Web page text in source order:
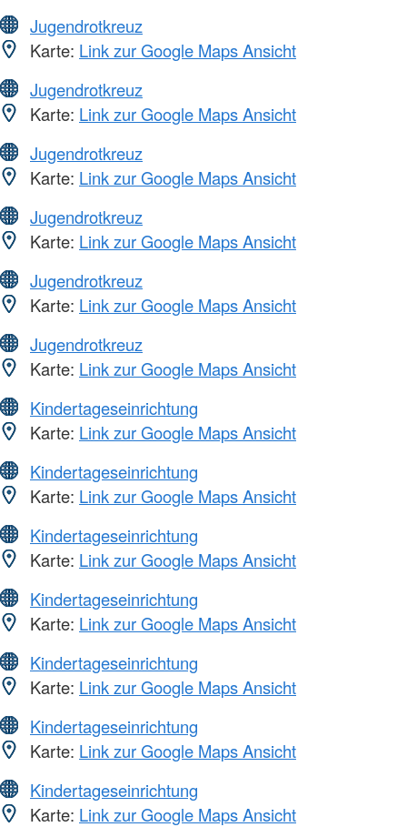
Jugendrotkreuz
Karte: Link zur Google Maps Ansicht
Jugendrotkreuz
Karte: Link zur Google Maps Ansicht
Jugendrotkreuz
Karte: Link zur Google Maps Ansicht
Jugendrotkreuz
Karte: Link zur Google Maps Ansicht
Jugendrotkreuz
Karte: Link zur Google Maps Ansicht
Jugendrotkreuz
Karte: Link zur Google Maps Ansicht
Kindertageseinrichtung
Karte: Link zur Google Maps Ansicht
Kindertageseinrichtung
Karte: Link zur Google Maps Ansicht
Kindertageseinrichtung
Karte: Link zur Google Maps Ansicht
Kindertageseinrichtung
Karte: Link zur Google Maps Ansicht
Kindertageseinrichtung
Karte: Link zur Google Maps Ansicht
Kindertageseinrichtung
Karte: Link zur Google Maps Ansicht
Kindertageseinrichtung
Karte: Link zur Google Maps Ansicht